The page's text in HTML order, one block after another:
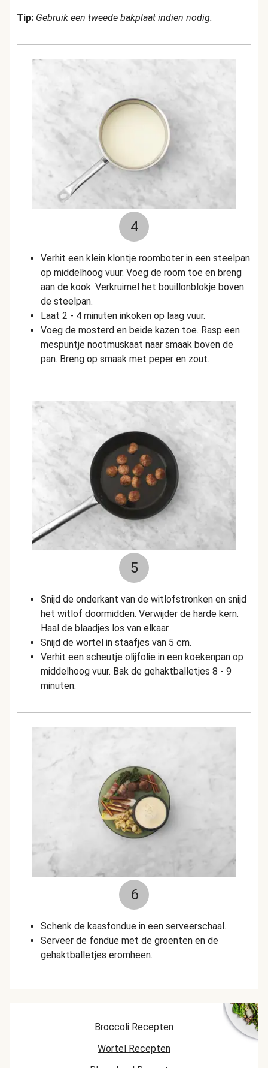
Tip: Gebruik een tweede bakplaat indien nodig.
4
Verhit een klein klontje roomboter in een steelpan
op middelhoog vuur. Voeg de room toe en breng
aan de kook. Verkruimel het bouillonblokje boven
de steelpan.
Laat 2 - 4 minuten inkoken op laag vuur.
Voeg de mosterd en beide kazen toe. Rasp een
mespuntje nootmuskaat naar smaak boven de
pan. Breng op smaak met peper en zout.
5
Snijd de onderkant van de witlofstronken en snijd
het witlof doormidden. Verwijder de harde kern.
Haal de blaadjes los van elkaar.
Snijd de wortel in staafjes van 5 cm.
Verhit een scheutje olijfolie in een koekenpan op
middelhoog vuur. Bak de gehaktballetjes 8 - 9
minuten.
6
Schenk de kaasfondue in een serveerschaal.
Serveer de fondue met de groenten en de
gehaktballetjes eromheen.
Broccoli Recepten
Wortel Recepten